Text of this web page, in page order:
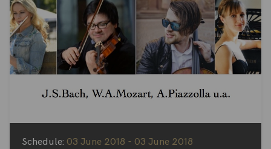
Schedule: 03 June 2018 - 03 June 2018